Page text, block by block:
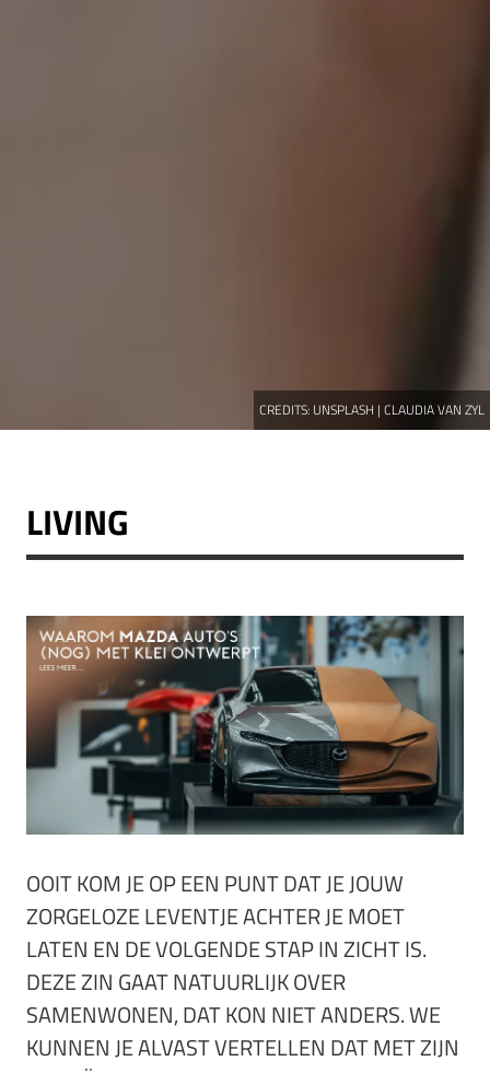
CREDITS: UNSPLASH | CLAUDIA VAN ZYL
LIVING
OOIT KOM JE OP EEN PUNT DAT JE JOUW
ZORGELOZE LEVENTJE ACHTER JE MOET
LATEN EN DE VOLGENDE STAP IN ZICHT IS.
DEZE ZIN GAAT NATUURLIJK OVER
SAMENWONEN, DAT KON NIET ANDERS. WE
KUNNEN JE ALVAST VERTELLEN DAT MET ZIJN